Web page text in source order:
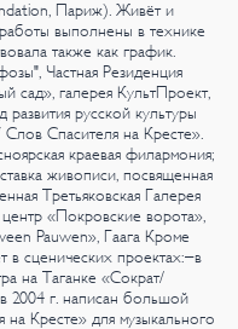
Париж). Живёт и
выполнены в технике
также как график.
Частная Резиденция
сад», галерея КультПроект,
развития русской культуры
Спасителя на Кресте».
краевая филармония;
живописи, посвященная
Третьяковская Галерея
«Покровские ворота»,
Pauwen», Гаага Кроме
в сценических проектах:-в
на Таганке «Сократ/
г. написан большой
Кресте» для музыкального